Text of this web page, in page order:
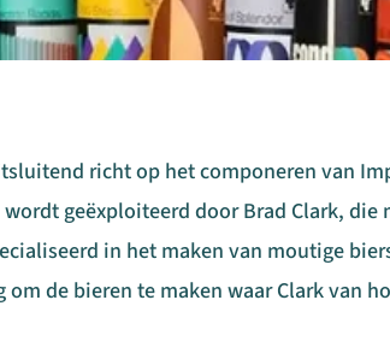
richt op het componeren van
geëxploiteerd door Brad Clark, die
in het maken van moutige
de bieren te maken waar Clark van